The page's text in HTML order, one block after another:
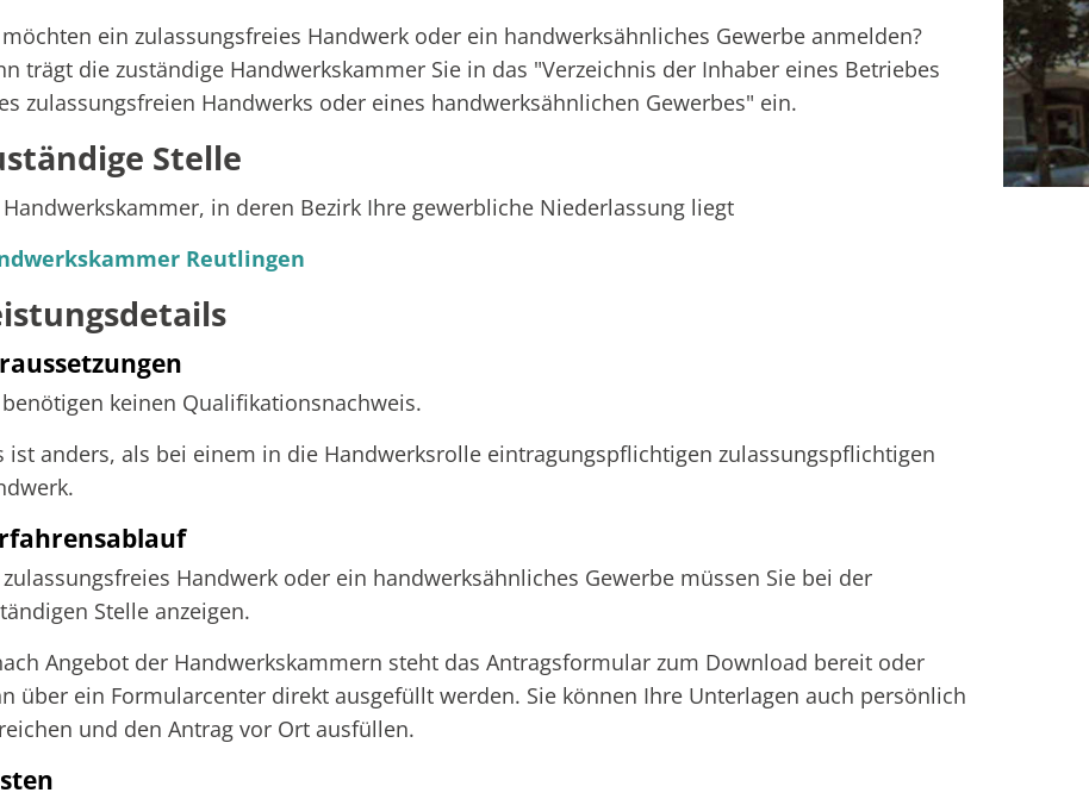
möchten ein zulassungsfreies Handwerk oder ein handwerksähnliches Gewerbe anmelden?
trägt die zuständige Handwerkskammer Sie in das "Verzeichnis der Inhaber eines Betriebes
zulassungsfreien Handwerks oder eines handwerksähnlichen Gewerbes" ein.
Stelle
in deren Bezirk Ihre gewerbliche Niederlassung liegt
Reutlingen
benötigen keinen Qualifikationsnachweis.
ist anders, als bei einem in die Handwerksrolle eintragungspflichtigen zulassungspflichtigen
zulassungsfreies Handwerk oder ein handwerksähnliches Gewerbe müssen Sie bei der
Stelle anzeigen.
Angebot der Handwerkskammern steht das Antragsformular zum Download bereit oder
über ein Formularcenter direkt ausgefüllt werden. Sie können Ihre Unterlagen auch persönlich
und den Antrag vor Ort ausfüllen.